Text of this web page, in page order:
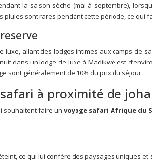
la saison sèche (mai à septembre),
sont rares pendant cette période, ce qui
luxe, allant des lodges intimes aux camps
dans un lodge de luxe à Madikwe est
sont généralement de 10% du prix du séjour.
à proximité de
souhaitent faire unvoyage safari Afrique du
ce qui lui confère des paysages uniques